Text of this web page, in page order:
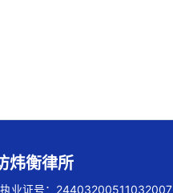
炜衡律所
业证号：24403200511032007